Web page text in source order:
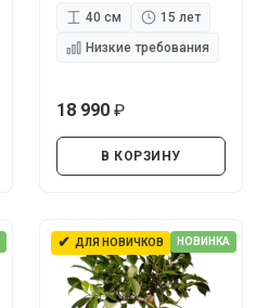
40 см
15 лет
Низкие требования
18 990
В КОРЗИНУ
✔ ДЛЯ НОВИЧКОВ НОВИНКА